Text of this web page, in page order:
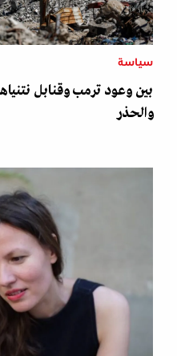
سياسة
بين وعود ترمب وقنابل
والحذر